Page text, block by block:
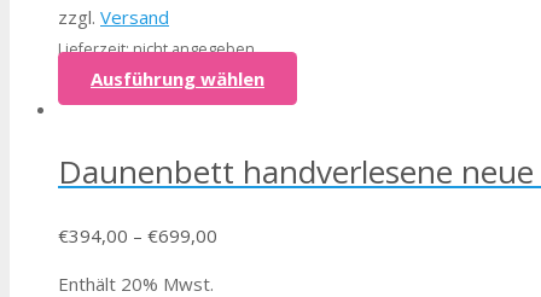
zzgl. Versand
Lieferzeit: nicht angegeben
Ausführung wählen
Daunenbett handverlesene
€394,00 – €699,00
Enthält 20% Mwst.